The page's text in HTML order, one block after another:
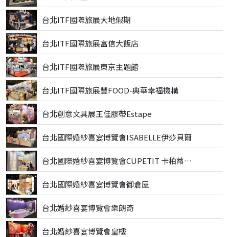
台北ITF國際旅展大地假期
台北ITF國際旅展富信大飯店
台北ITF國際旅展東京主題館
台北ITF國際旅展豐FOOD-典華幸福機構
台北創意文具展王佳膠帶Estape
台北國際婚紗喜宴博覽會ISABELLE伊莎貝爾
台北國際婚紗喜宴博覽會CUPETIT 卡柏蒂精品甜點
台北國際婚紗喜宴博覽會御倉屋
台北婚紗喜宴博覽會樂朗奇
台北婚紗喜宴博覽會皇樓